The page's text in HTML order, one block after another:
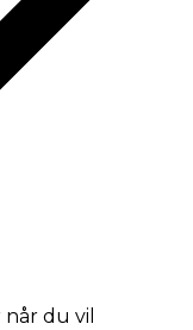
du vil